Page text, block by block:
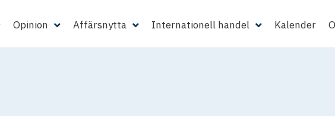
Opinion Affärsnytta Internationell handel Kalender